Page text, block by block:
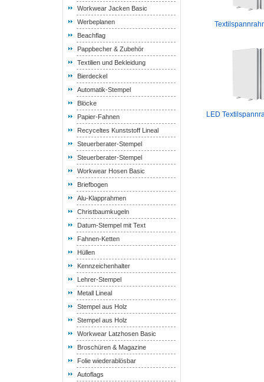
Workwear Jacken Basic
Werbeplanen
Beachflag
Pappbecher & Zubehör
Textilien und Bekleidung
Bierdeckel
Automatik-Stempel
Blöcke
Papier-Fahnen
Recyceltes Kunststoff Lineal
Steuerberater-Stempel
Steuerberater-Stempel
Workwear Hosen Basic
Briefbogen
Alu-Klapprahmen
Christbaumkugeln
Datum-Stempel mit Text
Fahnen-Ketten
Hüllen
Kennzeichenhalter
Lehrer-Stempel
Metall Lineal
Stempel aus Holz
Stempel aus Holz
Workwear Latzhosen Basic
Broschüren & Magazine
Folie wiederablösbar
Autoflags
LED